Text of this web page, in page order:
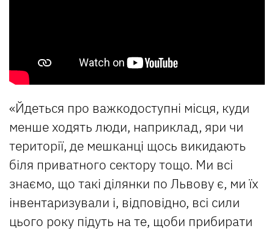
«Йдеться про важкодоступні місця, куди
менше ходять люди, наприклад, яри чи
території, де мешканці щось викидають
біля приватного сектору тощо. Ми всі
знаємо, що такі ділянки по Львову є, ми їх
інвентаризували і, відповідно, всі сили
цього року підуть на те, щоби прибирати